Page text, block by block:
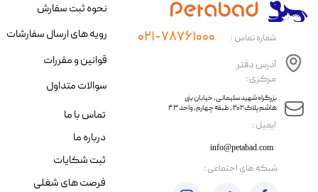
​ایمیل :
آدرس دفتر
مرکزی :
info@petabad.com
​​بزرگراه شهید سلیمانی، خیابان بنی
هاشم پلاک ۲۰۲ ، طبقه چهارم، واحد ۴۳
شماره تماس : ۰۲۱-۷۸۷۶۱۰۰۰
نحوه ثبت سفارش
رویه های ارسال سفارشات
قوانین و مقررات
سوالات متداول
تماس با ما
درباره ما
ثبت شکایات
فرصت های شغلی
​شبکه های اجتماعی :